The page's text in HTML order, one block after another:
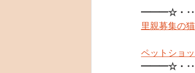
━━━☆・
里親募集の
ペットショ
━━━☆・